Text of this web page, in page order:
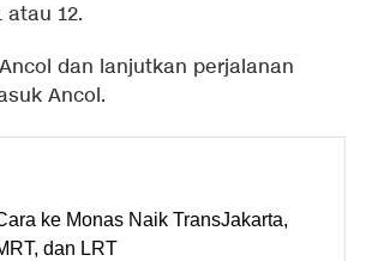
12.
dan lanjutkan perjalanan
Ancol.
ke Monas Naik TransJakarta,
dan LRT